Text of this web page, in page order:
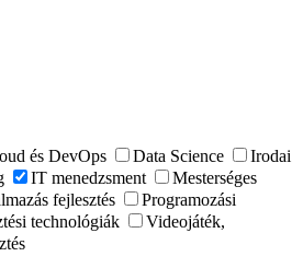
és DevOps Data Science
Irodai
IT menedzsment
Mesterséges
fejlesztés
Programozási
technológiák
Videojáték,